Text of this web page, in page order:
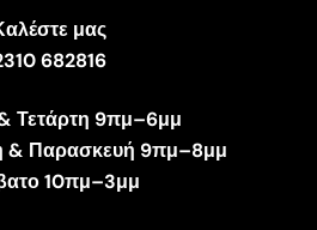
μας
682816
Τετάρτη 9πμ–6μμ
& Παρασκευή 9πμ–8μμ
10πμ–3μμ